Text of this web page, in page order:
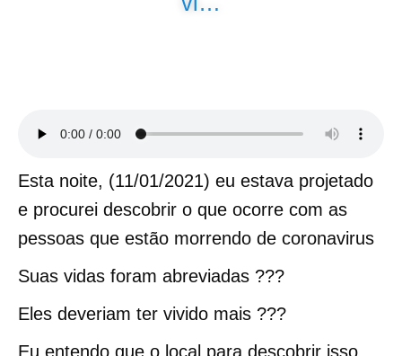
Esta noite, (11/01/2021) eu estava projetado
e procurei descobrir o que ocorre com as
pessoas que estão morrendo de coronavirus
Suas vidas foram abreviadas ???
Eles deveriam ter vivido mais ???
Eu entendo que o local para descobrir isso